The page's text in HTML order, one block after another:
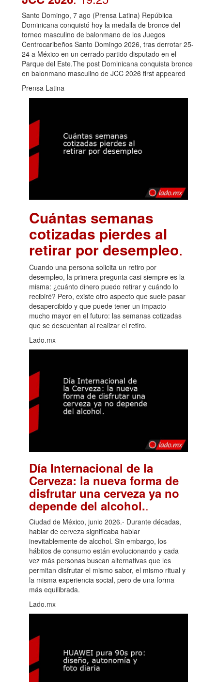
Santo Domingo, 7 ago (Prensa Latina) República
Dominicana conquistó hoy la medalla de bronce del
torneo masculino de balonmano de los Juegos
Centrocaribeños Santo Domingo 2026, tras derrotar 25-
24 a México en un cerrado partido disputado en el
Parque del Este.The post Dominicana conquista bronce
en balonmano masculino de JCC 2026 first appeared
Prensa Latina
Cuántas semanas
cotizadas pierdes al
retirar por desempleo.
Cuando una persona solicita un retiro por
desempleo, la primera pregunta casi siempre es la
misma: ¿cuánto dinero puedo retirar y cuándo lo
recibiré? Pero, existe otro aspecto que suele pasar
desapercibido y que puede tener un impacto
mucho mayor en el futuro: las semanas cotizadas
que se descuentan al realizar el retiro.
Lado.mx
Día Internacional de la
Cerveza: la nueva forma de
disfrutar una cerveza ya no
depende del alcohol..
Ciudad de México, junio 2026.- Durante décadas,
hablar de cerveza significaba hablar
inevitablemente de alcohol. Sin embargo, los
hábitos de consumo están evolucionando y cada
vez más personas buscan alternativas que les
permitan disfrutar el mismo sabor, el mismo ritual y
la misma experiencia social, pero de una forma
más equilibrada.
Lado.mx